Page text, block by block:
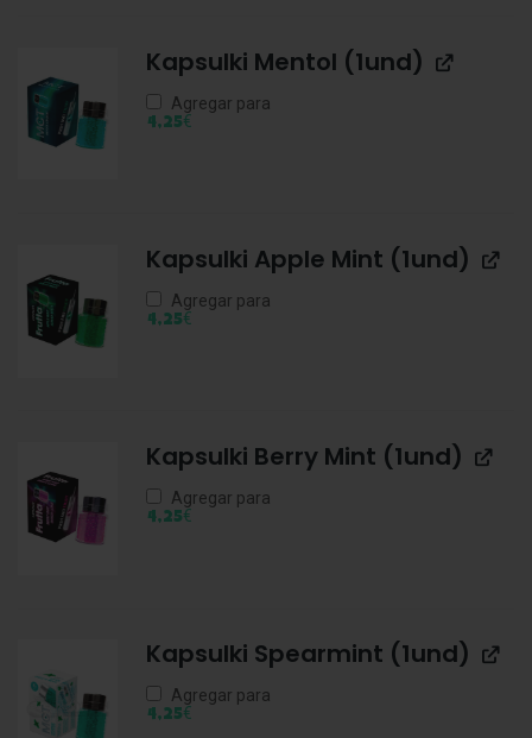
Kapsulki Mentol (1und)
Agregar para
4,25€
Kapsulki Apple Mint (1und)
Agregar para
4,25€
Kapsulki Berry Mint (1und)
Agregar para
4,25€
Kapsulki Spearmint (1und)
Agregar para
4,25€